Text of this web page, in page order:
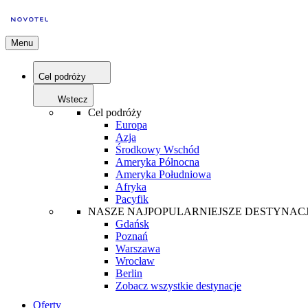
Menu
Cel podróży
Wstecz
Cel podróży
Europa
Azja
Środkowy Wschód
Ameryka Północna
Ameryka Południowa
Afryka
Pacyfik
NASZE NAJPOPULARNIEJSZE
Gdańsk
Poznań
Warszawa
Wrocław
Berlin
Zobacz wszystkie destynacje
Oferty